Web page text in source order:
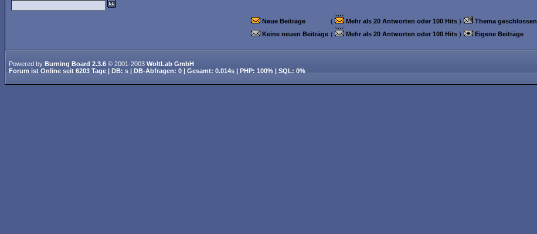
Neue Beiträge ( Mehr als 20 Antworten oder 100 Hits)
Thema geschlossen
Keine neuen Beiträge ( Mehr als 20 Antworten oder 100 Hits) Eigene Beiträge
Powered by Burning Board 2.3.6 © 2001-2003 WoltLab GmbH
Forum ist Online seit 6203 Tage | DB: s | DB-Abfragen: 0 | Gesamt: 0.014s | PHP: 100% | SQL: 0%